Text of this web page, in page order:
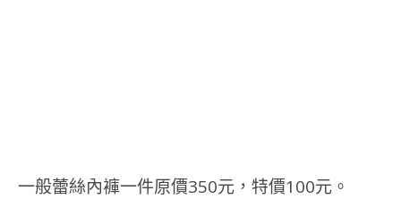
一般蕾絲內褲一件原價350元，特價100元。